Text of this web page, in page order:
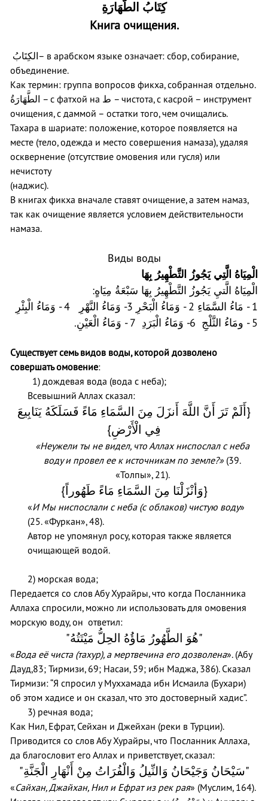
كِتَابُ الطَّهَارَةِ
Книга очищения.
الكِتَابُ – в арабском языке означает: сбор, собирание,
объединение.
Как термин: группа вопросов фикха, собранная отдельно.
الطَّهَارَةُ – с фатхой на ط – чистота, с касрой – инструмент
очищения, с даммой – остатки того, чем очищались.
Тахара в шариате: положение, которое появляется на
месте (тело, одежда и место совершения намаза), удаляя
осквернение (отсутствие омовения или гусля) или
нечистоту
(наджис).
В книгах фикха вначале ставят очищение, а затем намаз,
так как очищение является условием действительности
намаза.
Виды воды
الْمِيَاهُ الَّتِي يَجُوزُ التَّطْهِيرُ بِهَا
الْمِيَاهُ الَّتيِ يَجُوزُ التَّطْهِيرُ بِهَا سَبْعَةُ مِيَاهٍ:
1 - مَاءُ السَّمَاءِ 2 - وَمَاءُ الْبَحْرِ
3
- وَمَاءُ النَّهْرِ 4 - وَمَاءُ الْبِئْرِ
5 - ومَاءُ الثَّلْجِ 6- وَمَاءُ الْبَرَدِ 7 - وَمَاءُ الْعَيْنِ.
Существует семь видов воды, которой дозволено
совершать омовение:
1) дождевая вода (вода с неба);
Всевышний Аллах сказал:
{أَلَمْ تَرَ أَنَّ اللَّهَ أَنزَلَ مِنَ السَّمَاءِ مَاءً فَسَلَكَهُ يَنَابِيعَ
فِي الْأَرْضِ}
«Неужели ты не видел, что Аллах ниспослал с неба
воду и провел ее к источникам по земле?» (39.
«Толпы», 21).
{وَأنْزَلْنَا مِنَ السَّمَاءِ مَاءً طَهُوراً}
«И Мы ниспослали с неба (с облаков) чистую воду»
(25. «Фуркан», 48).
Автор не упомянул росу, которая также является
очищающей водой.
2) морская вода;
Передается со слов Абу Хурайры, что когда Посланника
Аллаха спросили, можно ли использовать для омовения
морскую воду, он ответил:
"هُوَ الطَّهُورُ مَاؤُهُ الحِلُّ مَيْتَتُهُ"
«Вода её чиста (тахур), а мертвечина его дозволена». (Абу
Дауд,83; Тирмизи, 69; Насаи, 59; ибн Маджа, 386). Сказал
Тирмизи: “Я спросил у Муххамада ибн Исмаила (Бухари)
об этом хадисе и он сказал, что это достоверный хадис”.
3) речная вода;
Как Нил, Ефрат, Сейхан и Джейхан (реки в Турции).
Приводится со слов Абу Хурайры, что Посланник Аллаха,
да благословит его Аллах и приветствует, сказал:
"سَيْحَانُ وَجَيْحَانُ وَالنِّيلُ وَالْفُرَاتُ مِنْ أَنْهَارِ الْجَنَّةِ"
«Сайхан, Джайхан, Нил и Ефрат из рек рая» (Муслим, 164).